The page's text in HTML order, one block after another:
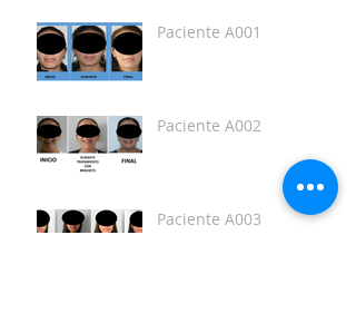
Paciente A001
Paciente A002
Paciente A003